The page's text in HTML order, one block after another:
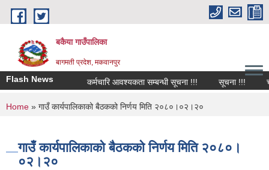
Skip to main content
बकैया गाउँपालिका
बागमती प्रदेश, मकवानपुर
Flash News कर्मचारि आवश्यकता सम्बन्धी सूचना !!! सूचना !!!
You are here
Home » गाउँ कार्यपालिकाको बैठकको निर्णय मिति २०८०।०२।२०
गाउँ कार्यपालिकाको बैठकको निर्णय मिति २०८०।
०२।२०